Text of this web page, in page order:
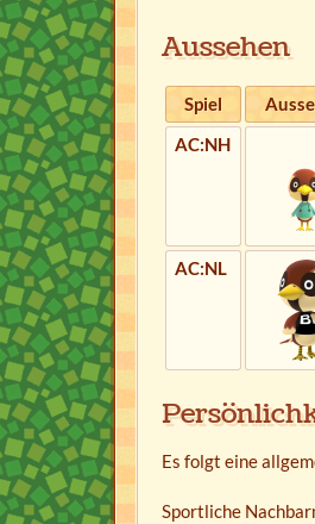
Aussehen
Spiel
AC:NH
AC:NL
Es folgt eine
Sportliche